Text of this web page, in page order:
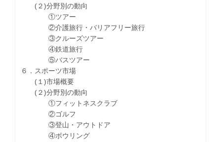
(２)分野別の動向
①ツアー
②介護旅行・バリアフリー旅行
③クルーズツアー
④鉄道旅行
⑤バスツアー
６．スポーツ市場
(１)市場概要
(２)分野別の動向
①フィットネスクラブ
②ゴルフ
③登山・アウトドア
④ボウリング